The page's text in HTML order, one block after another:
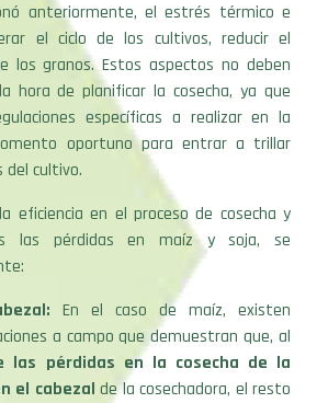
anteriormente, el estrés térmico e
el ciclo de los cultivos, reducir el
los granos. Estos aspectos no deben
hora de planificar la cosecha, ya que
específicas a realizar en la
oportuno para entrar a trillar
del cultivo.
eficiencia en el proceso de cosecha y
las pérdidas en maíz y soja, se
En el caso de maíz, existen
a campo que demuestran que, al
las pérdidas en la cosecha de la
el cabezal de la cosechadora, el resto